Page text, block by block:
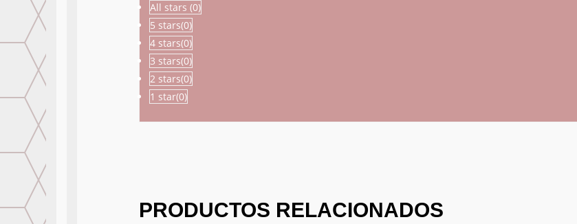
All stars (0)
5 stars(0)
4 stars(0)
3 stars(0)
2 stars(0)
1 star(0)
PRODUCTOS RELACIONADOS